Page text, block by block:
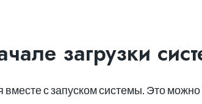
загрузки
вместе с запуском системы. Это